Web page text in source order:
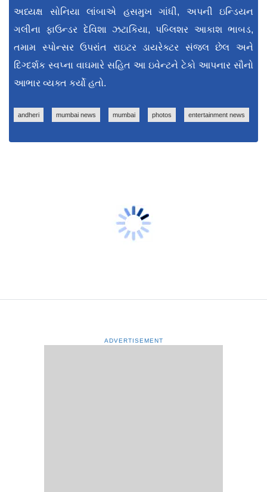
અધ્યક્ષ સોનિયા લાંબાએ હસમુખ ગાંધી, અપની ઇન્ડિયન
ગલીના ફાઉન્ડર દેવિશા ઝટાકિયા, પબ્લિશર આકાશ ભાબડ,
તમામ સ્પોન્સર ઉપરાંત રાઇટર ડાયરેક્ટર સંજલ છેલ અને
દિગ્દર્શક સ્વપ્ના વાઘમારે સહિત આ ઇવેન્ટને ટેકો આપનાર સૌનો
આભાર વ્યક્ત કર્યો હતો.
andheri mumbai news mumbai photos entertainment news
ADVERTISEMENT